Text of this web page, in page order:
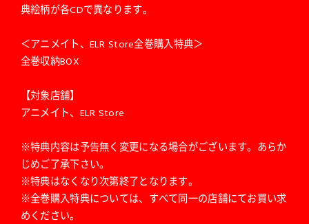
典絵柄が各CDで異なります。
＜アニメイト、ELR Store全巻購入特典＞
全巻収納BOX
【対象店舗】
アニメイト、ELR Store
※特典内容は予告無く変更になる場合がございます。あらか
じめご了承下さい。
※特典はなくなり次第終了となります。
※全巻購入特典については、すべて同一の店舗にてお買い求
めください。